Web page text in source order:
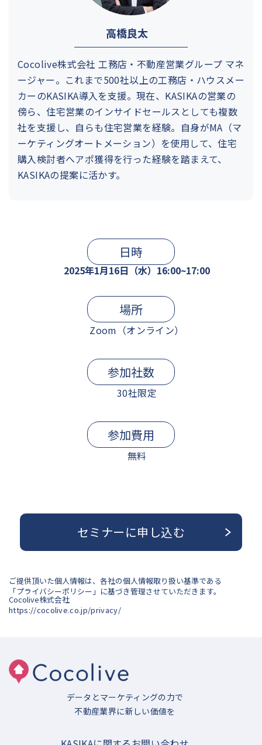
高橋良太
Cocolive株式会社 工務店・不動産営業グループ マネ
ージャー。これまで500社以上の工務店・ハウスメー
カーのKASIKA導入を支援。現在、KASIKAの営業の
傍ら、住宅営業のインサイドセールスとしても複数
社を支援し、自らも住宅営業を経験。自身がMA（マ
ーケティングオートメーション）を使用して、住宅
購入検討者へアポ獲得を行った経験を踏まえて、
KASIKAの提案に活かす。
日時
2025年1月16日（水）16:00~17:00
場所
Zoom（オンライン）
参加社数
30社限定
参加費用
無料
セミナーに申し込む
ご提供頂いた個人情報は、各社の個人情報取り扱い基準である
「プライバシーポリシー」に基づき管理させていただきます。
Cocolive株式会社
https://cocolive.co.jp/privacy/
データとマーケティングの力で
不動産業界に新しい価値を